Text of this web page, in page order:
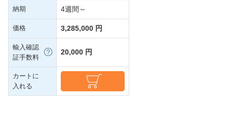
納期 4週間～
価格 3,285,000 円
輸入確認
証手数料
20,000 円
カートに
入れる